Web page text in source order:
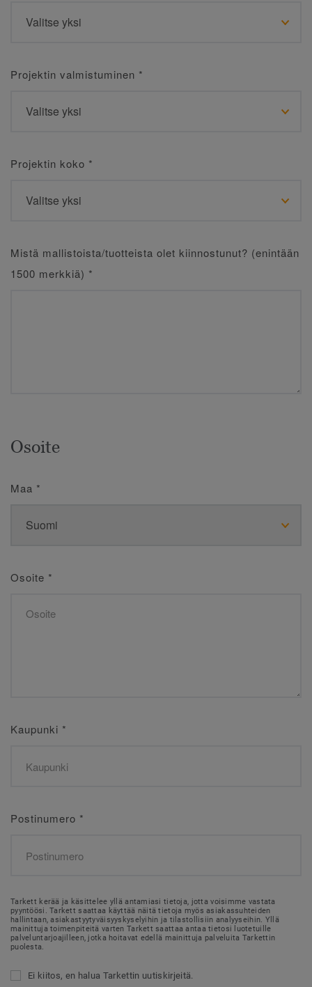
Projektin valmistuminen *
Projektin koko *
Mistä mallistoista/tuotteista olet kiinnostunut? (enintään
1500 merkkiä) *
Osoite
Maa *
Osoite *
Kaupunki *
Postinumero *
Tarkett kerää ja käsittelee yllä antamiasi tietoja, jotta voisimme vastata
pyyntöösi. Tarkett saattaa käyttää näitä tietoja myös asiakassuhteiden
hallintaan, asiakastyytyväisyyskyselyihin ja tilastollisiin analyyseihin. Yllä
mainittuja toimenpiteitä varten Tarkett saattaa antaa tietosi luotetuille
palveluntarjoajilleen, jotka hoitavat edellä mainittuja palveluita Tarkettin
puolesta.
Ei kiitos, en halua Tarkettin uutiskirjeitä.